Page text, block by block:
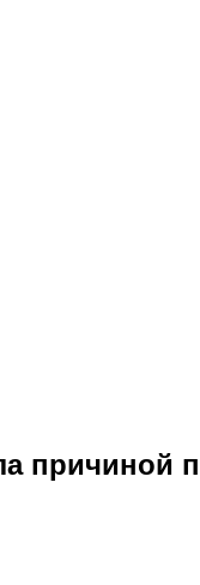
причиной